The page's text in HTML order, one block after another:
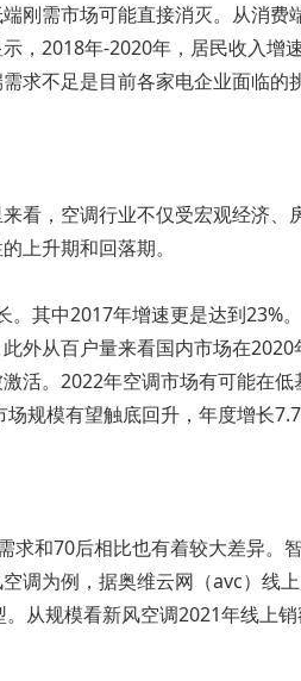
刚需市场可能直接消灭。从消
，2018年-2020年，居民收入
求不足是目前各家电企业面临的挑
看，空调行业不仅受宏观经济
上升期和回落期。
其中2017年增速更是达到
外从百户量来看国内市场在
活。2022年空调市场有可能在
规模有望触底回升，年度增长
和70后相比也有着较大差异
调为例，据奥维云网（avc）线
从规模看新风空调2021年线上